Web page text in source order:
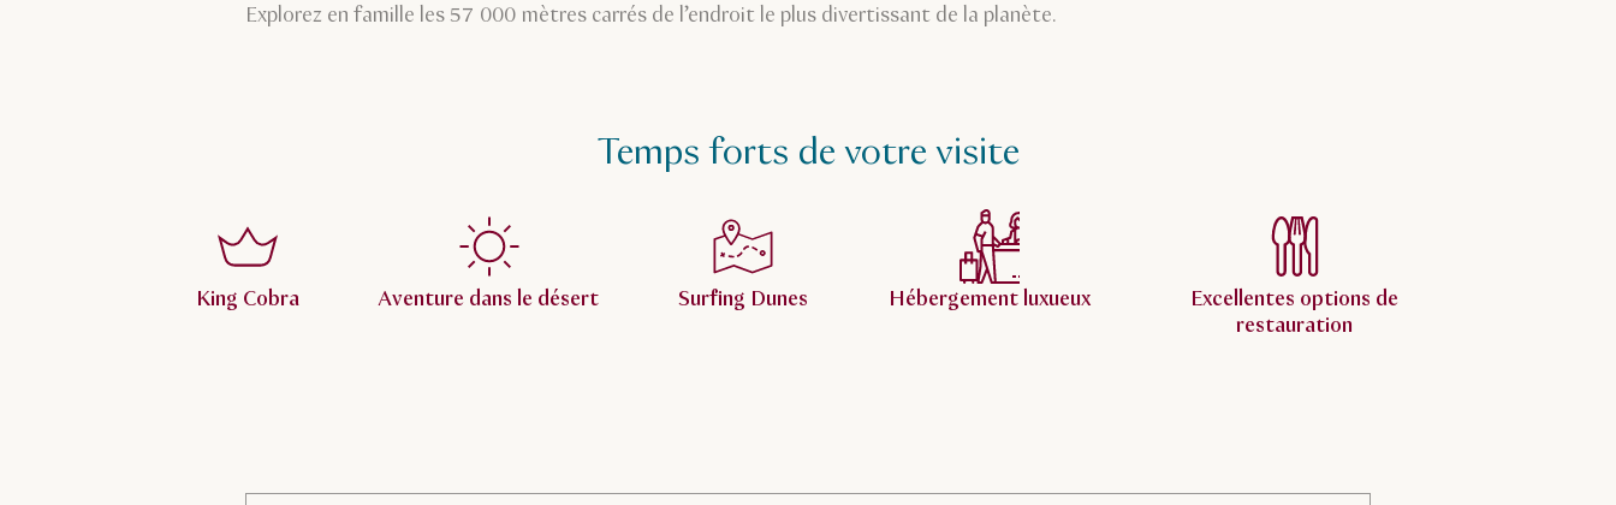
Explorez en famille les 57 000 mètres carrés de l’endroit le plus divertissant de la planète.
Temps forts de votre visite
King Cobra Aventure dans le désert Surfing Dunes Hébergement luxueux
Excellentes options de
restauration